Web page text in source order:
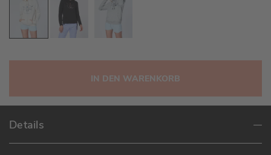
IN DEN WARENKORB
Details